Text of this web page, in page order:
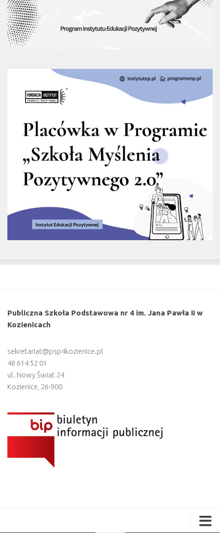
Publiczna Szkoła Podstawowa nr 4 im. Jana Pawła II w
Kozienicach
sekretariat@psp4kozienice.pl
48 614 52 01
ul. Nowy Świat 24
Kozienice 26-900